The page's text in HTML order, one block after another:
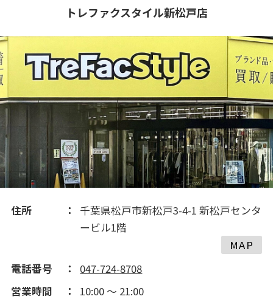
トレファクスタイル新松戸店
住所
千葉県松戸市新松戸3-4-1 新松戸センタ
ービル1階
MAP
電話番号
047-724-8708
営業時間
10:00 ～ 21:00